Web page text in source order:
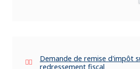
Demande de remise d'impôt
redressement fiscal